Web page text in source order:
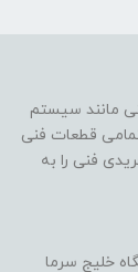
مانند سیستم
قطعات فنی
فنی را به
خلیج سرما